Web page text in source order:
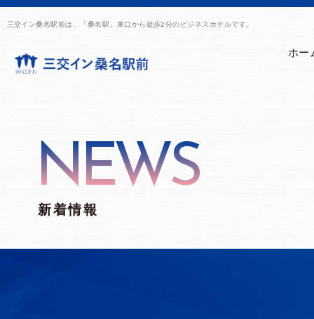
三交イン桑名駅前は、「桑名駅」東口から徒歩2分のビジネスホテルです。
ホー
NEWS
新着情報